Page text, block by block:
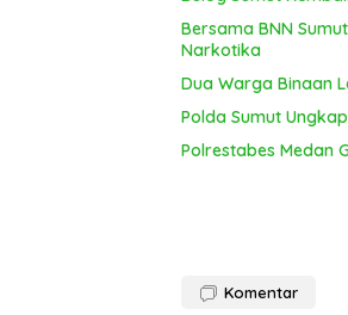
Bersama BNN
Narkotika
Dua Warga Binaan
Polda Sumut
Polrestabes Medan
Komentar